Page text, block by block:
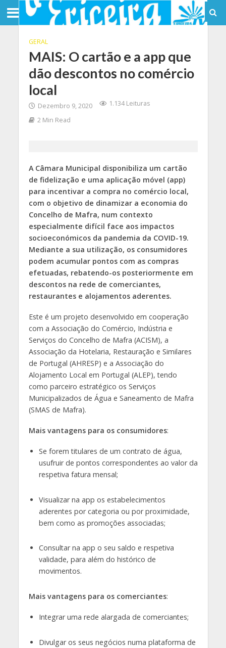
GERAL
MAIS: O cartão e a app que
dão descontos no comércio
local
Dezembro 9, 2020
1.134 Leituras
2 Min Read
A Câmara Municipal disponibiliza um cartão
de fidelização e uma aplicação móvel (app)
para incentivar a compra no comércio local,
com o objetivo de dinamizar a economia do
Concelho de Mafra, num contexto
especialmente difícil face aos impactos
socioeconómicos da pandemia da COVID-19.
Mediante a sua utilização, os consumidores
podem acumular pontos com as compras
efetuadas, rebatendo-os posteriormente em
descontos na rede de comerciantes,
restaurantes e alojamentos aderentes.
Este é um projeto desenvolvido em cooperação
com a Associação do Comércio, Indústria e
Serviços do Concelho de Mafra (ACISM), a
Associação da Hotelaria, Restauração e Similares
de Portugal (AHRESP) e a Associação do
Alojamento Local em Portugal (ALEP), tendo
como parceiro estratégico os Serviços
Municipalizados de Água e Saneamento de Mafra
(SMAS de Mafra).
Mais vantagens para os consumidores:
Se forem titulares de um contrato de água,
usufruir de pontos correspondentes ao valor da
respetiva fatura mensal;
Visualizar na app os estabelecimentos
aderentes por categoria ou por proximidade,
bem como as promoções associadas;
Consultar na app o seu saldo e respetiva
validade, para além do histórico de
movimentos.
Mais vantagens para os comerciantes:
Integrar uma rede alargada de comerciantes;
Divulgar os seus negócios numa plataforma de